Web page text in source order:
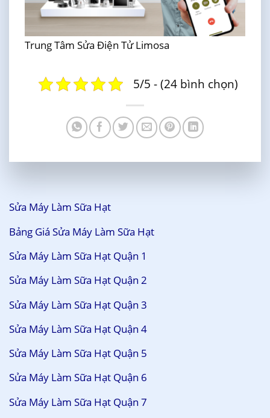
Trung Tâm Sửa Điện Tử Limosa
5/5 - (24 bình chọn)
Sửa Máy Làm Sữa Hạt
Bảng Giá Sửa Máy Làm Sữa Hạt
Sửa Máy Làm Sữa Hạt Quận 1
Sửa Máy Làm Sữa Hạt Quận 2
Sửa Máy Làm Sữa Hạt Quận 3
Sửa Máy Làm Sữa Hạt Quận 4
Sửa Máy Làm Sữa Hạt Quận 5
Sửa Máy Làm Sữa Hạt Quận 6
Sửa Máy Làm Sữa Hạt Quận 7